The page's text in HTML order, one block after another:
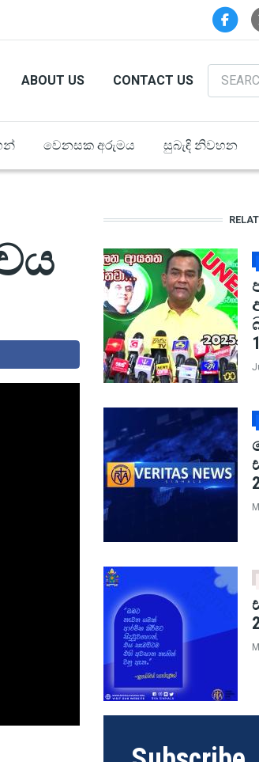
ABOUT US CONTACT US
Search
වෙනසක අරුමය සුබැඳි නිවහන